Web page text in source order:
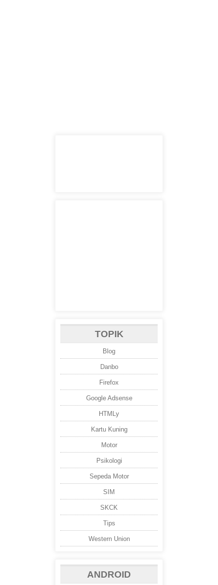
TOPIK
Blog
Danbo
Firefox
Google Adsense
HTMLy
Kartu Kuning
Motor
Psikologi
Sepeda Motor
SIM
SKCK
Tips
Western Union
ANDROID